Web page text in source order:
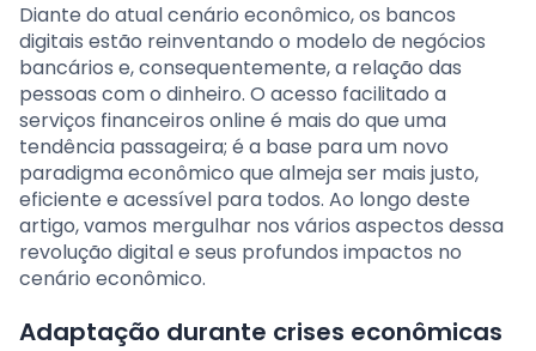
Diante do atual cenário econômico, os bancos
digitais estão reinventando o modelo de negócios
bancários e, consequentemente, a relação das
pessoas com o dinheiro. O acesso facilitado a
serviços financeiros online é mais do que uma
tendência passageira; é a base para um novo
paradigma econômico que almeja ser mais justo,
eficiente e acessível para todos. Ao longo deste
artigo, vamos mergulhar nos vários aspectos dessa
revolução digital e seus profundos impactos no
cenário econômico.
Adaptação durante crises econômicas